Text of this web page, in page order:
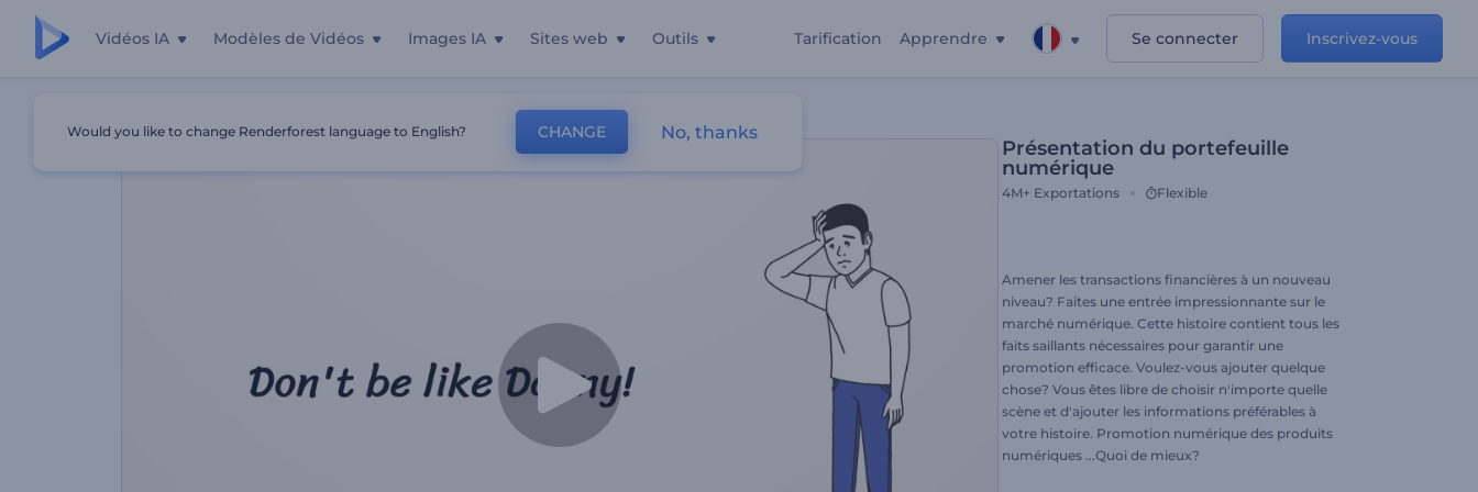
Vidéos IA Modèles de Vidéos Images IA Sites web Outils Tarification Apprendre Se connecter Inscrivez-vous
Présentation du portefeuille
numérique
4M+ Exportations Flexible
Amener les transactions financières à un nouveau
niveau? Faites une entrée impressionnante sur le
marché numérique. Cette histoire contient tous les
faits saillants nécessaires pour garantir une
promotion efficace. Voulez-vous ajouter quelque
chose? Vous êtes libre de choisir n'importe quelle
scène et d'ajouter les informations préférables à
votre histoire. Promotion numérique des produits
numériques ...Quoi de mieux?
Would you like to change Renderforest language to English? CHANGE No, thanks